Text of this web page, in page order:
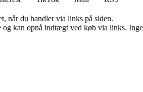
når du handler via links på siden.
kan opnå indtægt ved køb via links.